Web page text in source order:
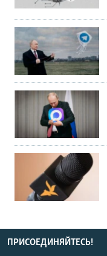
ПРИСОЕДИНЯЙТЕСЬ!